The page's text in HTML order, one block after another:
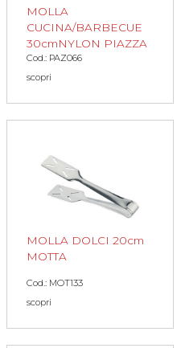
MOLLA
CUCINA/BARBECUE
30cmNYLON PIAZZA
Cod.: PAZ066
scopri
MOLLA DOLCI 20cm
MOTTA
Cod.: MOT133
scopri